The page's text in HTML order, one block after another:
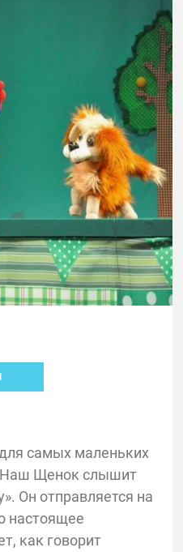
самых маленьких
Наш Щенок слышит
Он отправляется на
настоящее
как говорит